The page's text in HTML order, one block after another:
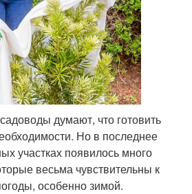
думают, что готовить
Но в последнее
участках появилось много
весьма чувствительны к
особенно зимой.